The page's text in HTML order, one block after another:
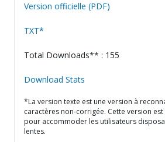
Version officielle (PDF)
TXT*
Total Downloads** : 155
Download Stats
*La version texte est une version à
caractères non-corrigée. Cette version
pour accommoder les utilisateurs
lentes.